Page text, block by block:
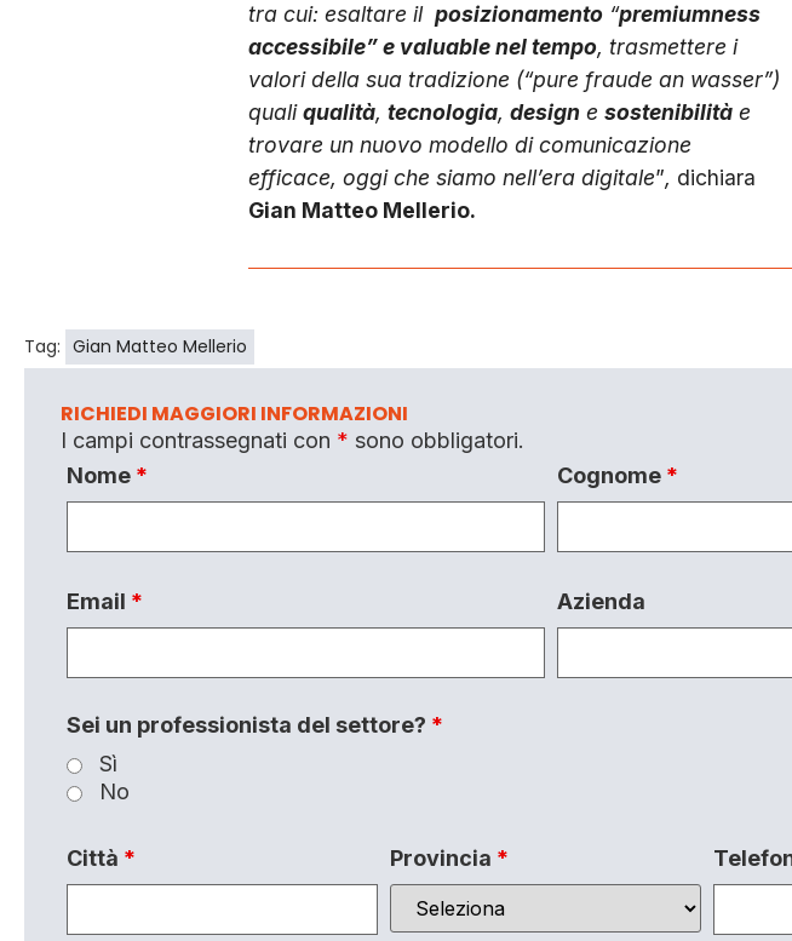
tra cui: esaltare il posizionamento“premiumness
accessibile” e valuable nel tempo, trasmettere i
valori della sua tradizione (“pure fraude an wasser”)
qualiqualità, tecnologia, design e sostenibilitàe
trovare un nuovo modello di comunicazione
efficace, oggi che siamo nell’era digitale”, dichiara
Gian Matteo Mellerio.
Tag: Gian Matteo Mellerio
RICHIEDI MAGGIORI INFORMAZIONI
I campi contrassegnati con * sono obbligatori.
Nome * Cognome *
Email * Azienda
Sei un professionista del settore? *
Sì
No
Città * Provincia *